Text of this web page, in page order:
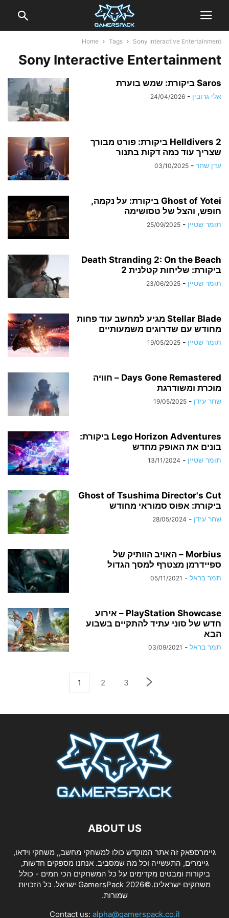
Home Tags Sony Interactive Entertainment
Sony Interactive Entertainment
Saros ביקורת: שמש בוערת
אלי גרובין -
24/04/2026
Helldivers 2 ביקורת: פורט מבורך
שצריך עוד כמה דקות בתנור
עדן שחר -
03/10/2025
Ghost of Yotei ביקורת: על נקמה,
חופש, והצל של טסושימה
תומר שטיין -
25/09/2025
Death Stranding 2: On the Beach
ביקורת: שליחות קטלנית 2
תומר שטיין -
23/06/2025
Stellar Blade מגיע למחשב עוד פחות
מחודש עם שדרוגים משמעותיים
תומר שטיין -
19/05/2025
Days Gone Remastered – חוויה
מוכרת ומשודרגת
שחר עידן -
19/05/2025
Lego Horizon Adventures ביקורת:
בונים את האופק מחדש
תומר שטיין -
13/11/2024
Ghost of Tsushima Director's Cut
ביקורת: אפוס סמוראי מחודש
שחר עידן -
28/05/2024
Morbius – האויב הוותיק של
ספיידרמן מצטרף למסך הגדול
תמר בראל -
05/11/2021
PlayStation Showcase – אירוע
חדש של סוני עתיד להתקיים בשבוע
הבא
תמר בראל -
03/09/2021
1 2 3
ABOUT US
גיימרספאק זה אתר המוקדש כולו למשחקי מחשב,, משחקי וידאו,
גיימרים, התעשייה וכל מה שמסביב. אנחנו מספקים חדשות,
ביקורות ומבטים מקדימים על כל המשחקים הכי חמים - כולל
משחקים ישראלים.©2026 GamersPack ישראל. כל הזכויות
שמורות.
Contact us: alpha@gamerspack.co.il